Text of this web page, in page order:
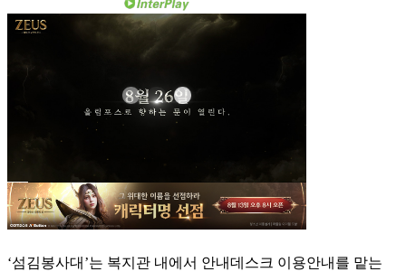
‘섬김봉사대’는 복지관 내에서 안내데스크 이용안내를 맡는